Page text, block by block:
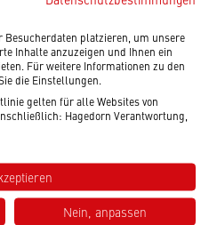
Link verfügbare
und installieren:
gaoptout?hl=de.
Daten durch Google
auf folgenden Link klicken.
der die Erfassung
dieser Website
Besucherdaten platzieren, um unsere
Inhalte anzuzeigen und Ihnen ein
Für weitere Informationen zu den
die Einstellungen.
gelten für alle Websites von
Hagedorn Verantwortung,
Nein, anpassen